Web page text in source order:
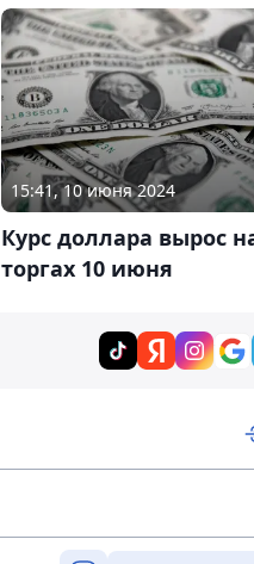
15:41, 10 июня 2024
Курс доллара вырос
торгах 10 июня